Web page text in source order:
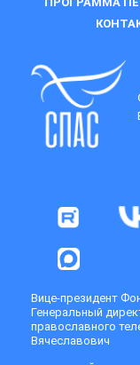
Вице-президент
Генеральный
православного
Вячеславович